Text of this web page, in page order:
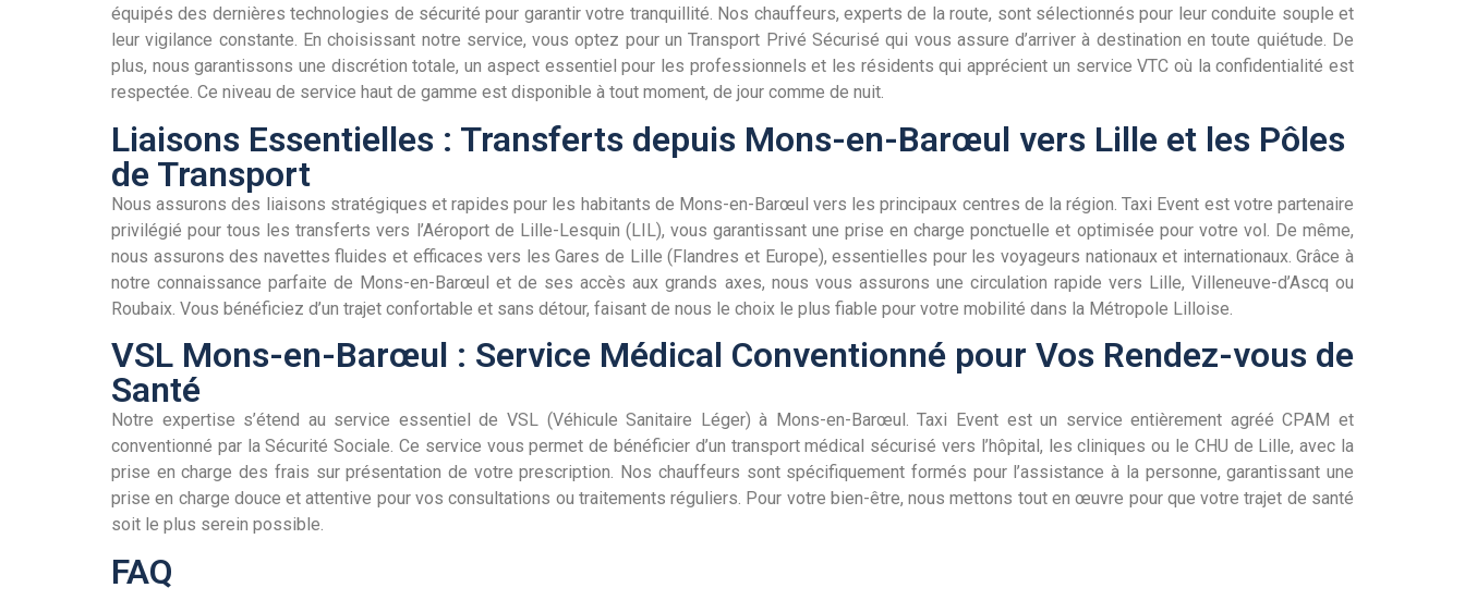
équipés des dernières technologies de sécurité pour garantir votre tranquillité. Nos chauffeurs, experts de la route, sont sélectionnés pour leur conduite souple et
leur vigilance constante. En choisissant notre service, vous optez pour un Transport Privé Sécurisé qui vous assure d’arriver à destination en toute quiétude. De
plus, nous garantissons une discrétion totale, un aspect essentiel pour les professionnels et les résidents qui apprécient un service VTC où la confidentialité est
respectée. Ce niveau de service haut de gamme est disponible à tout moment, de jour comme de nuit.
Liaisons Essentielles : Transferts depuis Mons-en-Barœul vers Lille et les Pôles
de Transport
Nous assurons des liaisons stratégiques et rapides pour les habitants de Mons-en-Barœul vers les principaux centres de la région. Taxi Event est votre partenaire
privilégié pour tous les transferts vers l’Aéroport de Lille-Lesquin (LIL), vous garantissant une prise en charge ponctuelle et optimisée pour votre vol. De même,
nous assurons des navettes fluides et efficaces vers les Gares de Lille (Flandres et Europe), essentielles pour les voyageurs nationaux et internationaux. Grâce à
notre connaissance parfaite de Mons-en-Barœul et de ses accès aux grands axes, nous vous assurons une circulation rapide vers Lille, Villeneuve-d’Ascq ou
Roubaix. Vous bénéficiez d’un trajet confortable et sans détour, faisant de nous le choix le plus fiable pour votre mobilité dans la Métropole Lilloise.
VSL Mons-en-Barœul : Service Médical Conventionné pour Vos Rendez-vous de
Santé
Notre expertise s’étend au service essentiel de VSL (Véhicule Sanitaire Léger) à Mons-en-Barœul. Taxi Event est un service entièrement agréé CPAM et
conventionné par la Sécurité Sociale. Ce service vous permet de bénéficier d’un transport médical sécurisé vers l’hôpital, les cliniques ou le CHU de Lille, avec la
prise en charge des frais sur présentation de votre prescription. Nos chauffeurs sont spécifiquement formés pour l’assistance à la personne, garantissant une
prise en charge douce et attentive pour vos consultations ou traitements réguliers. Pour votre bien-être, nous mettons tout en œuvre pour que votre trajet de santé
soit le plus serein possible.
FAQ